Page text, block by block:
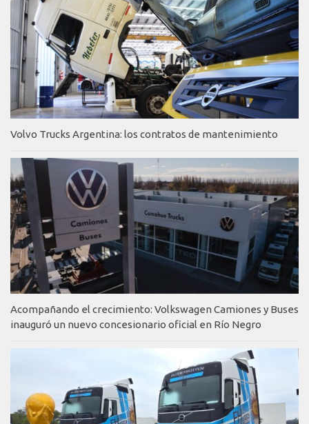
Volvo Trucks Argentina: los contratos de mantenimiento
Acompañando el crecimiento: Volkswagen Camiones y Buses
inauguró un nuevo concesionario oficial en Río Negro